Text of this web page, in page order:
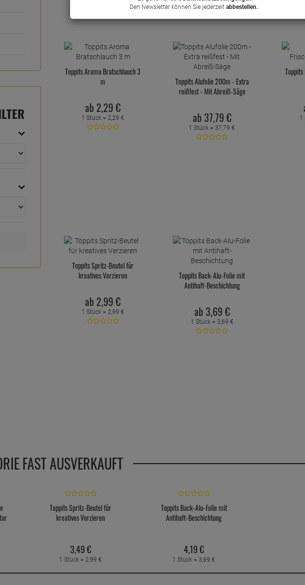
Toppits Aroma Bratschlauch 3
m
ab 2,29 €
1 Stück =2,29 €
Toppits Alufolie 200m - Extra
reißfest - Mit Abreiß-Säge
ab 37,79 €
1 Stück = 37,79 €
1
Toppits Spritz-Beutel für
kreatives Verzieren
ab 2,99 €
1 Stück =2,99 €
Toppits Back-Alu-Folie mit
Antihaft-Beschichtung
ab 3,69 €
1 Stück = 3,69 €
FAST AUSVERKAUFT
Toppits Spritz-Beutel für
kreatives Verzieren
3,49€
1 Stück = 2,99 €
Toppits Back-Alu-Folie mit
Antihaft-Beschichtung
4,19€
1 Stück = 3,69 €
Den Newsletter können Sie jederzeit abbestellen.